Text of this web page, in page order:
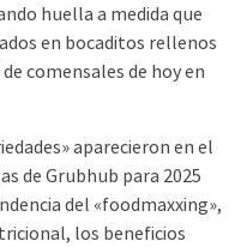
huella a medida que
en bocaditos rellenos
comensales de hoy en
aparecieron en el
de Grubhub para 2025
del «foodmaxxing»,
los beneficios